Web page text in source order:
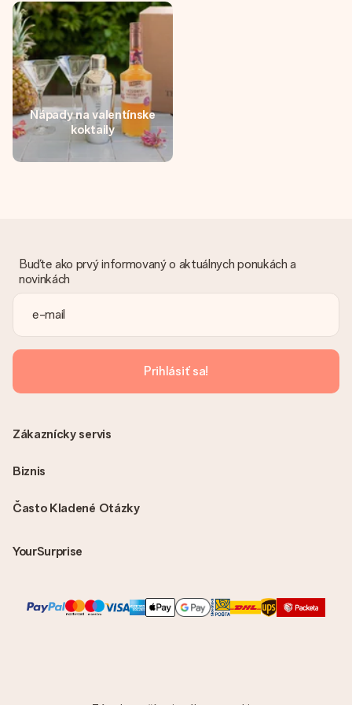
jej menom, vašou fotografiou alebo odkazom, ktorý naozaj
zahreje pri srdci. Žiadne zbytočnosti, len veľa lásky pre ten
pravý moment.
Nápady na valentínske
koktaily
Buďte ako prvý informovaný o aktuálnych ponukách a
novinkách
Prihlásiť sa!
Často Kladené Otázky
YourSurprise
Zákaznícky servis
Biznis